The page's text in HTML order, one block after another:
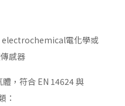
electrochemical電化學或
感器
，符合 EN 14624 與
：